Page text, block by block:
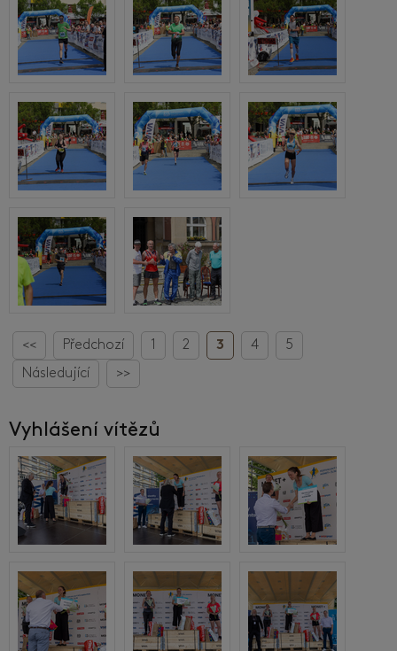
<< Předchozí 1 2 3 4
5
Následující
>>
Vyhlášení vítězů